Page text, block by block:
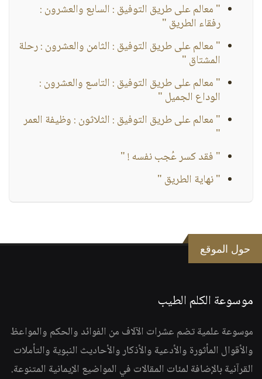
" معالم على طريق التوفيق : السابع والعشرون :
رفقاء الطريق "
" معالم على طريق التوفيق : الثامن والعشرون : رحلة
المشتاق "
" معالم على طريق التوفيق : التاسع والعشرون :
الوداع الجميل "
" معالم على طريق التوفيق : الثلاثون : وظيفة العمر
"
" فقد كسر عُجب نفسه ! "
" نهاية الطريق "
حول الموقع
موسوعة الكلم الطيب
موسوعة علمية تضم عشرات الآلاف من الفوائد والحكم والمواعظ
والأقوال المأثورة والأدعية والأذكار والأحاديث النبوية والتأملات
القرآنية بالإضافة لمئات المقالات في المواضيع الإيمانية المتنوعة.